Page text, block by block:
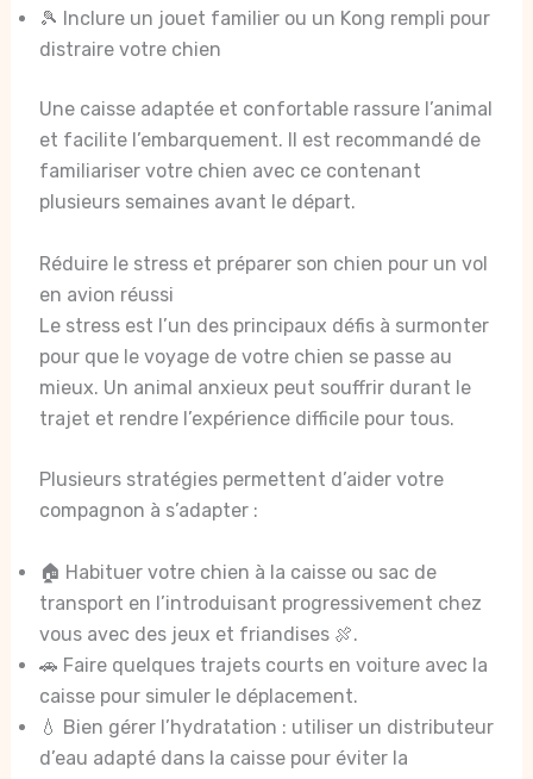
🎾 Inclure un jouet familier ou un Kong rempli pour
distraire votre chien
Une caisse adaptée et confortable rassure l’animal
et facilite l’embarquement. Il est recommandé de
familiariser votre chien avec ce contenant
plusieurs semaines avant le départ.
Réduire le stress et préparer son chien pour un vol
en avion réussi
Le stress est l’un des principaux défis à surmonter
pour que le voyage de votre chien se passe au
mieux. Un animal anxieux peut souffrir durant le
trajet et rendre l’expérience difficile pour tous.
Plusieurs stratégies permettent d’aider votre
compagnon à s’adapter :
🏠 Habituer votre chien à la caisse ou sac de
transport en l’introduisant progressivement chez
vous avec des jeux et friandises 🍖.
🚗 Faire quelques trajets courts en voiture avec la
caisse pour simuler le déplacement.
💧 Bien gérer l’hydratation : utiliser un distributeur
d’eau adapté dans la caisse pour éviter la